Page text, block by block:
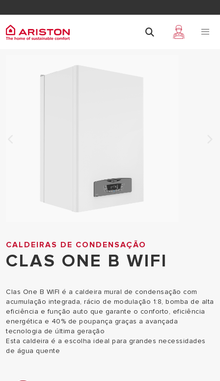
CALDEIRAS DE CONDENSAÇÃO
CLAS ONE B WIFI
Clas One B WIFI é a caldeira mural de condensação com
acumulação integrada, rácio de modulação 1:8, bomba de alta
eficiência e função auto que garante o conforto, eficiência
energética e 40% de poupança graças a avançada
tecnologia de última geração
Esta caldeira é a escolha ideal para grandes necessidades
de água quente